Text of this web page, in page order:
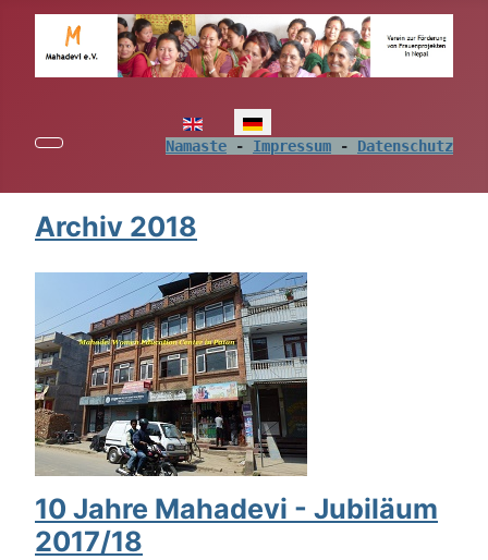
Sprache auswählen
Namaste - Impressum - Datenschutz
Archiv 2018
10 Jahre Mahadevi - Jubiläum
2017/18